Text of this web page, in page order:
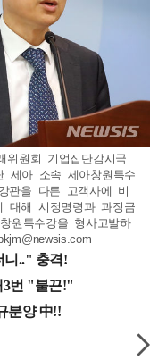
원회 기업집단감시국
세아 소속 세아창원특수
관을 다른 고객사에 비
대해 시정명령과 과징금
원특수강을 형사고발하